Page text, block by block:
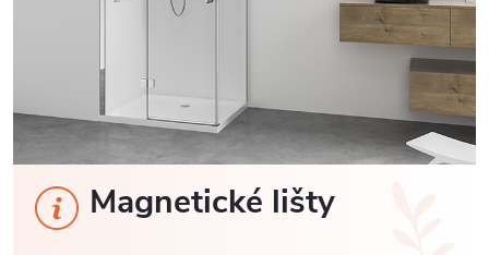
Magnetické lišty